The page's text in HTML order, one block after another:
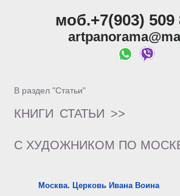
моб.+7(903) 509
В раздел "Статьи"
КНИГИ СТАТЬИ >>
С ХУДОЖНИКОМ ПО
Москва. Церковь Ивана Воина